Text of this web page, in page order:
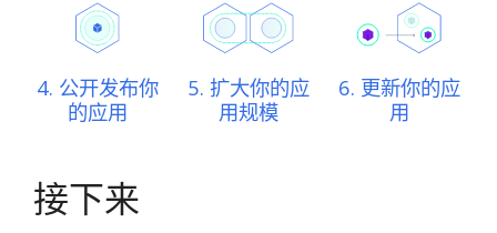
4. 公开发布你
的应用
5. 扩大你的应
用规模
6. 更新你的应
用
接下来